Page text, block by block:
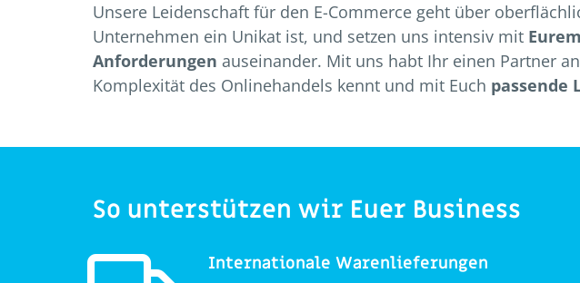
Unsere Leidenschaft für den E-Commerce geht über
Unternehmen ein Unikat ist, und setzen uns intensiv mit
Anforderungen auseinander. Mit uns habt Ihr einen Partner
Komplexität des Onlinehandels kennt und mit Euch passende
So unterstützen wir Euer Business
Internationale Warenlieferungen